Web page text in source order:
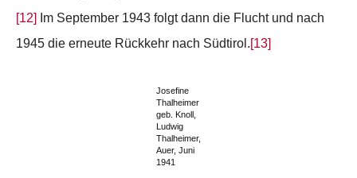
[12]
Im September 1943 folgt dann die Flucht und nach
1945 die erneute Rückkehr nach Südtirol.[13]
Josefine
Thalheimer
geb. Knoll,
Ludwig
Thalheimer,
Auer, Juni
1941